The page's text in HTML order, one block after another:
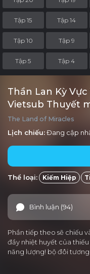
Tập 15 Tập 14
Tập 10 Tập 9
Tập 5 Tập 4
Thần Lan Kỳ
Vietsub Thuyết
The Land of Miracles
Lịch chiếu:Đang cập
Thể loại: Kiếm Hiệp
Bình luận (94)
Phần tiếp theo sẽ chiếu
đầy nhiệt huyết của
năng lượng! bộ đôi tương